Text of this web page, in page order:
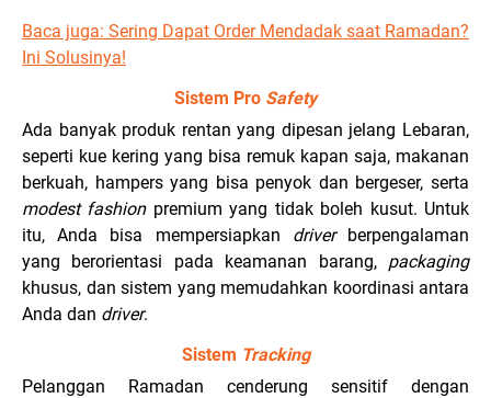
Baca juga: Sering Dapat Order Mendadak saat Ramadan?
Ini Solusinya!
Sistem Pro Safety
Ada banyak produk rentan yang dipesan jelang Lebaran,
seperti kue kering yang bisa remuk kapan saja, makanan
berkuah, hampers yang bisa penyok dan bergeser, serta
modest fashion premium yang tidak boleh kusut. Untuk
itu, Anda bisa mempersiapkan driver berpengalaman
yang berorientasi pada keamanan barang, packaging
khusus, dan sistem yang memudahkan koordinasi antara
Anda dan driver.
Sistem Tracking
Pelanggan Ramadan cenderung sensitif dengan